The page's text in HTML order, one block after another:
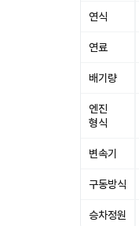
연식
연료
배기량
엔진
형식
변속기
구동방식
승차정원